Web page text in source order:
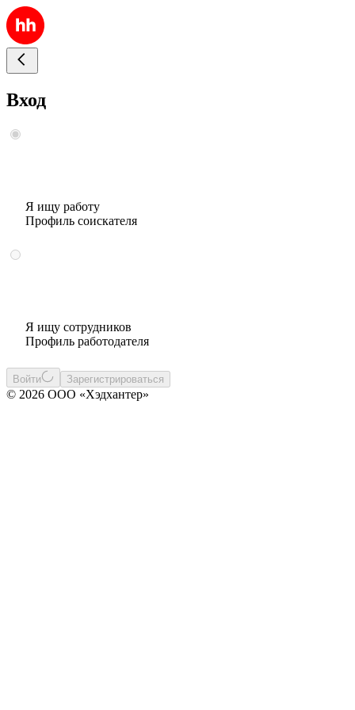
Вход
Я ищу работу
Профиль соискателя
Я ищу сотрудников
Профиль работодателя
Войти Зарегистрироваться
© 2026 ООО «Хэдхантер»